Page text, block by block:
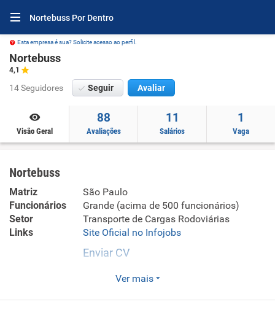
Nortebuss Por Dentro
Esta empresa é sua? Solicite acesso ao perfil.
Nortebuss
4,1
14 Seguidores Seguir Avaliar
Visão Geral
88
Avaliações
11
Salários
1
Vaga
Nortebuss
Matriz
São Paulo
Funcionários
Grande (acima de 500 funcionários)
Setor
Transporte de Cargas Rodoviárias
Links
Site Oficial no Infojobs
Enviar CV
Transporte rodoviário coletivo de passageiros, com
Ver mais